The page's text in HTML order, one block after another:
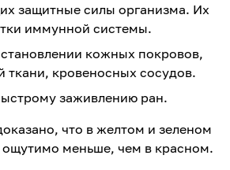
защитные силы организма. Их
иммунной системы.
кожных покровов,
ткани, кровеносных сосудов.
заживлению ран.
что в желтом и зеленом
меньше, чем в красном.